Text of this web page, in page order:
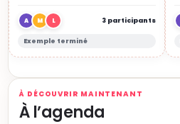
A M L 3 participants
Exemple terminé
À DÉCOUVRIR MAINTENANT
À l’agenda